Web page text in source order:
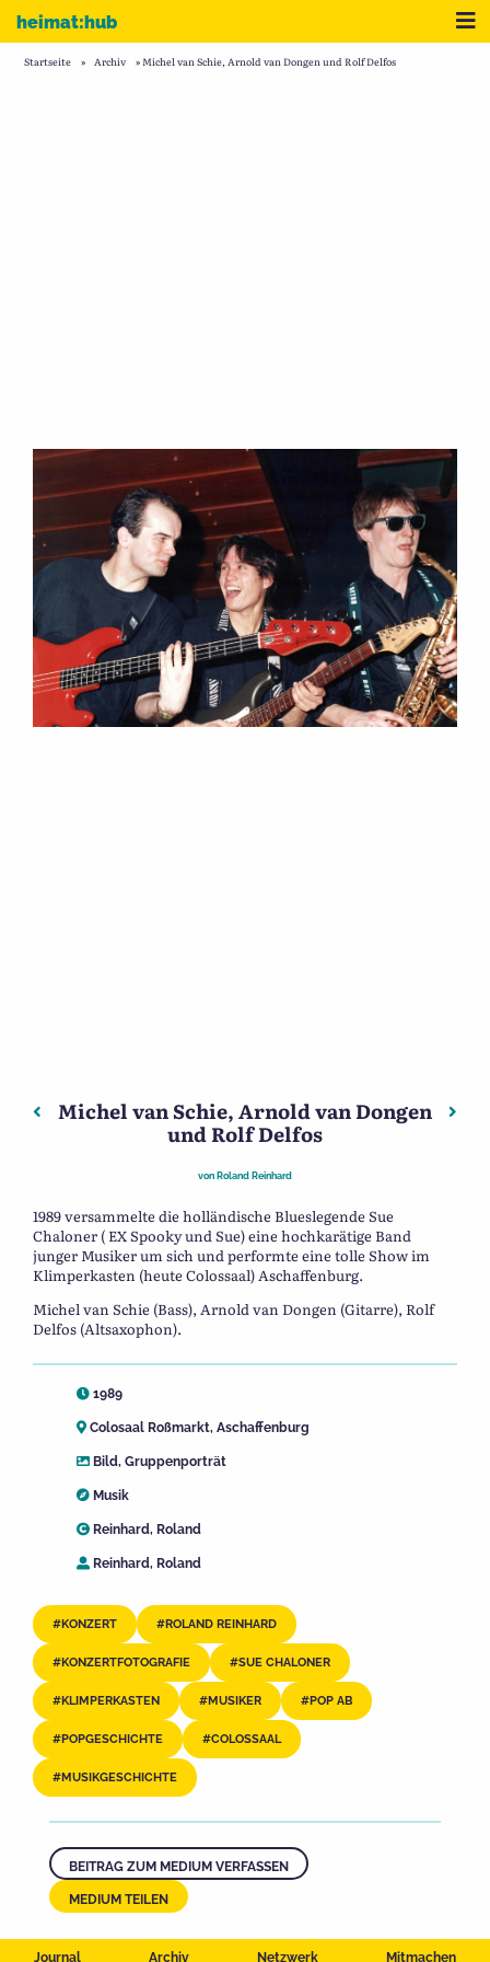
Zum Inhalt
heimat:hub
Journal Archiv Netzwerk Mitmachen
Startseite » Archiv »Michel van Schie, Arnold van Dongen und Rolf Delfos
Beitragsnavigation
Vorheriger: Sue Chaloner und Suzanna Mangar
Michel van Schie, Arnold van Dongen
und Rolf Delfos
von Roland Reinhard
1989 versammelte die holländische Blueslegende Sue
Chaloner ( EX Spooky und Sue) eine hochkarätige Band
junger Musiker um sich und performte eine tolle Show im
Klimperkasten (heute Colossaal) Aschaffenburg.
Michel van Schie (Bass), Arnold van Dongen (Gitarre), Rolf
Delfos (Altsaxophon).
1989
Colosaal Roßmarkt, Aschaffenburg
Bild, Gruppenporträt
Musik
Reinhard, Roland
Reinhard, Roland
KONZERT ROLAND REINHARD
KONZERTFOTOGRAFIE SUE CHALONER
KLIMPERKASTEN MUSIKER POP AB
POPGESCHICHTE COLOSSAAL
MUSIKGESCHICHTE
BEITRAG ZUM MEDIUM VERFASSEN
MEDIUM TEILEN